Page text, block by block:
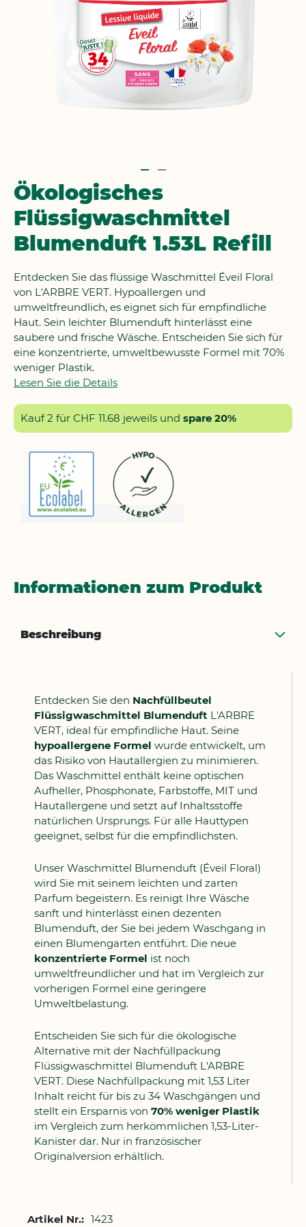
Zum
Anfang
der
Bildgalerie
springen
Ökologisches
Flüssigwaschmittel
Blumenduft 1.53L Refill
Entdecken Sie das flüssige Waschmittel Éveil Floral
von L'ARBRE VERT. Hypoallergen und
umweltfreundlich, es eignet sich für empfindliche
Haut. Sein leichter Blumenduft hinterlässt eine
saubere und frische Wäsche. Entscheiden Sie sich für
eine konzentrierte, umweltbewusste Formel mit 70%
weniger Plastik.
Lesen Sie die Details
Kauf 2 für CHF 11.68 jeweils und spare 20%
Informationen zum Produkt
Beschreibung
Entdecken Sie den Nachfüllbeutel
Flüssigwaschmittel Blumenduft L'ARBRE
VERT, ideal für empfindliche Haut. Seine
hypoallergene Formel wurde entwickelt, um
das Risiko von Hautallergien zu minimieren.
Das Waschmittel enthält keine optischen
Aufheller, Phosphonate, Farbstoffe, MIT und
Hautallergene und setzt auf Inhaltsstoffe
natürlichen Ursprungs. Für alle Hauttypen
geeignet, selbst für die empfindlichsten.
Unser Waschmittel Blumenduft (Éveil Floral)
wird Sie mit seinem leichten und zarten
Parfum begeistern. Es reinigt Ihre Wäsche
sanft und hinterlässt einen dezenten
Blumenduft, der Sie bei jedem Waschgang in
einen Blumengarten entführt. Die neue
konzentrierte Formel ist noch
umweltfreundlicher und hat im Vergleich zur
vorherigen Formel eine geringere
Umweltbelastung.
Entscheiden Sie sich für die ökologische
Alternative mit der Nachfüllpackung
Flüssigwaschmittel Blumenduft L'ARBRE
VERT. Diese Nachfüllpackung mit 1,53 Liter
Inhalt reicht für bis zu 34 Waschgängen und
stellt ein Ersparnis von 70% weniger Plastik
im Vergleich zum herkömmlichen 1,53-Liter-
Kanister dar. Nur in französischer
Originalversion erhältlich.
Weitere
1423